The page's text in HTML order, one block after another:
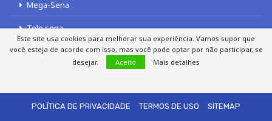
Mega-Sena
Tele sena
POLÍTICA DE PRIVACIDADE
TERMOS DE USO SITEMAP
Este site usa cookies para melhorar sua experiência. Vamos supor que
você esteja de acordo com isso, mas você pode optar por não participar, se
desejar.
Aceito Mais detalhes